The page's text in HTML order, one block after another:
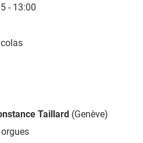
- 13:00
Taillard (Genève)